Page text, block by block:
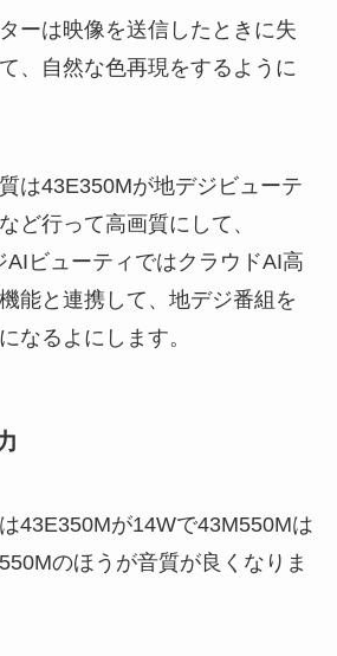
ーは映像を送信したときに失
、自然な色再現をするように
は43E350Mが地デジビューテ
ど行って高画質にして、
ビューティではクラウドAI高
能と連携して、地デジ番組を
なるよにします。
43E350Mが14Wで43M550Mは
のほうが音質が良くなりま